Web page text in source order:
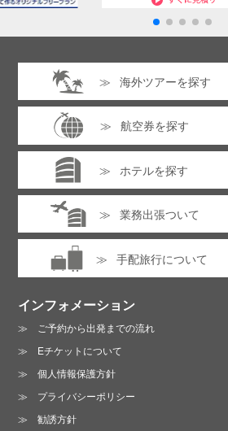
海外ツアーを探す
航空券を探す
ホテルを探す
業務出張ついて
手配旅行について
インフォメーション
ご予約から出発までの流れ
Eチケットについて
個人情報保護方針
プライバシーポリシー
勧誘方針